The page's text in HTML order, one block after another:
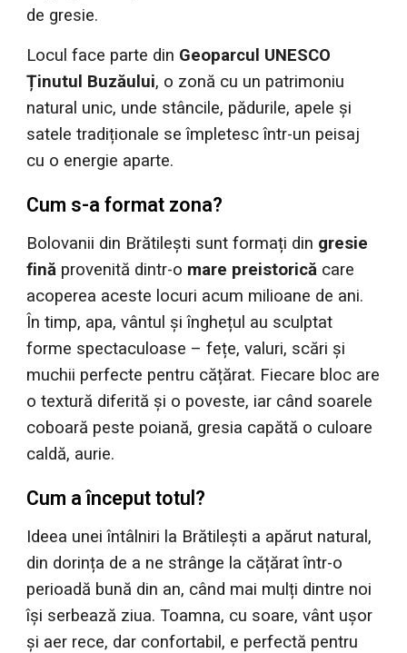
de gresie.
Locul face parte din Geoparcul UNESCO
Ținutul Buzăului, o zonă cu un patrimoniu
natural unic, unde stâncile, pădurile, apele și
satele tradiționale se împletesc într-un peisaj
cu o energie aparte.
Cum s-a format zona?
Bolovanii din Brătilești sunt formați din gresie
fină provenită dintr-o mare preistorică care
acoperea aceste locuri acum milioane de ani.
În timp, apa, vântul și înghețul au sculptat
forme spectaculoase – fețe, valuri, scări și
muchii perfecte pentru cățărat. Fiecare bloc are
o textură diferită și o poveste, iar când soarele
coboară peste poiană, gresia capătă o culoare
caldă, aurie.
Cum a început totul?
Ideea unei întâlniri la Brătilești a apărut natural,
din dorința de a ne strânge la cățărat într-o
perioadă bună din an, când mai mulți dintre noi
își serbează ziua. Toamna, cu soare, vânt ușor
și aer rece, dar confortabil, e perfectă pentru